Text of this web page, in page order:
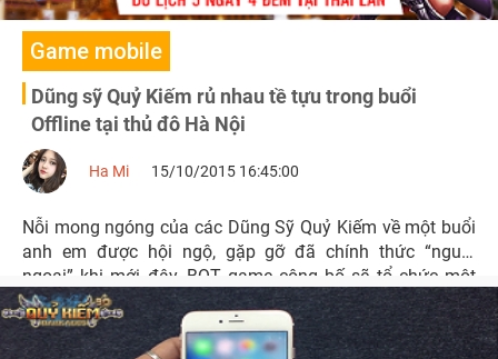
Game mobile
Dũng sỹ Quỷ Kiếm rủ nhau tề tựu trong buổi
Offline tại thủ đô Hà Nội
Ha Mi 15/10/2015 16:45:00
Nỗi mong ngóng của các Dũng Sỹ Quỷ Kiếm về một buổi
anh em được hội ngộ, gặp gỡ đã chính thức “nguôi
ngoai” khi mới đây, BQT game công bố sẽ tổ chức một
buổi Offline tại Hà Nội vào ngày 18/10 tới đây.